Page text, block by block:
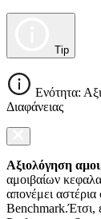
Tip
Ενότητα:
Διαφάνειας
Αξιολόγηση
αμοιβαίων
απονέμει
Benchmark.Έτσι,